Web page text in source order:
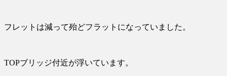
フレットは減って殆どフラットになっていました。
TOPブリッジ付近が浮いています。